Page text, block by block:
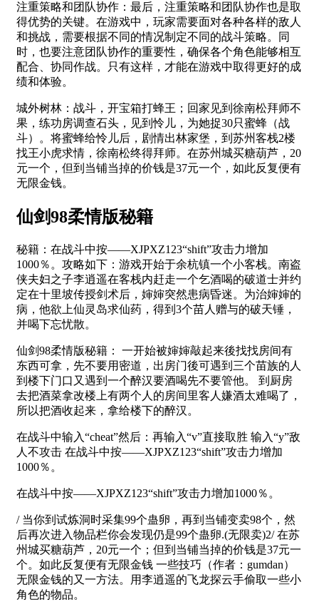
注重策略和团队协作：最后，注重策略和团队协作也是取
得优势的关键。在游戏中，玩家需要面对各种各样的敌人
和挑战，需要根据不同的情况制定不同的战斗策略。同
时，也要注意团队协作的重要性，确保各个角色能够相互
配合、协同作战。只有这样，才能在游戏中取得更好的成
绩和体验。
城外树林：战斗，开宝箱打蜂王；回家见到徐南松拜师不
果，练功房调查石头，见到怜儿，为她捉30只蜜蜂（战
斗）。将蜜蜂给怜儿后，剧情出林家堡，到苏州客栈2楼
找王小虎求情，徐南松终得拜师。在苏州城买糖葫芦，20
元一个，但到当铺当掉的价钱是37元一个，如此反复便有
无限金钱。
仙剑98柔情版秘籍
秘籍：在战斗中按——XJPXZ123“shift”攻击力增加
1000％。攻略如下：游戏开始于余杭镇一个小客栈。南盗
侠夫妇之子李逍遥在客栈内赶走一个乞酒喝的破道士并约
定在十里坡传授剑术后，婶婶突然患病昏迷。为治婶婶的
病，他欲上仙灵岛求仙药，得到3个苗人赠与的破天锤，
并喝下忘忧散。
仙剑98柔情版秘籍： 一开始被婶婶敲起来後找找房间有
东西可拿，先不要用密道，出房门後可遇到三个苗族的人
到楼下门口又遇到一个醉汉要酒喝先不要管他。 到厨房
去把酒菜拿改楼上有两个人的房间里客人嫌酒太难喝了，
所以把酒收起来，拿给楼下的醉汉。
在战斗中输入“cheat”然后：再输入“v”直接取胜 输入“y”敌
人不攻击 在战斗中按——XJPXZ123“shift”攻击力增加
1000％。
在战斗中按——XJPXZ123“shift”攻击力增加1000％。
/ 当你到试炼洞时采集99个蛊卵，再到当铺变卖98个，然
后再次进入物品栏你会发现仍是99个蛊卵.(无限卖)2/ 在苏
州城买糖葫芦，20元一个；但到当铺当掉的价钱是37元一
个。如此反复便有无限金钱 一些技巧（作者：gumdan）
无限金钱的又一方法。用李逍遥的飞龙探云手偷取一些小
角色的物品。